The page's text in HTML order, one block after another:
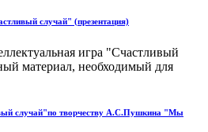
случай" (презентация)
игра "Счастливый
материал, необходимый для
случай"по творчеству А.С.Пушкина "Мы